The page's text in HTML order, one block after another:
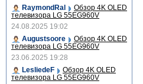
RaymondRal
Обзор 4K OLED
телевизора LG 55EG960V
24.08.2025 19:02
Augustsoore
Обзор 4K OLED
телевизора LG 55EG960V
23.06.2025 19:28
LesliedeF
Обзор 4K OLED
телевизора LG 55EG960V